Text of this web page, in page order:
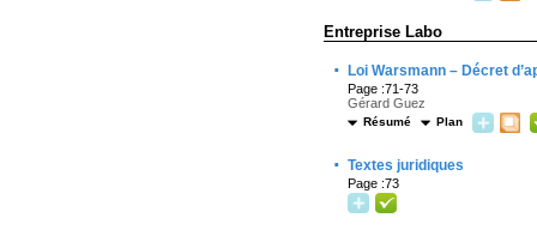
Entreprise Labo
· Loi Warsmann – Décret
Page :71-73
Gérard Guez
Résumé Plan
· Textes juridiques
Page :73